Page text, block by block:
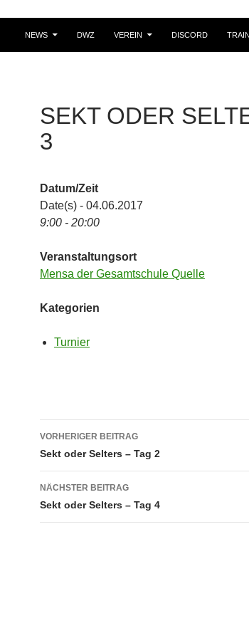
NEWS DWZ VEREIN DISCORD
SEKT ODER
3
Datum/Zeit
Date(s) - 04.06.2017
9:00 - 20:00
Veranstaltungsort
Mensa der Gesamtschule Quelle
Kategorien
Turnier
Beitragsnavigation
VORHERIGER BEITRAG
Sekt oder Selters – Tag 2
NÄCHSTER BEITRAG
Sekt oder Selters – Tag 4